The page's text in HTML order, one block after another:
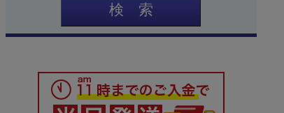
検 索